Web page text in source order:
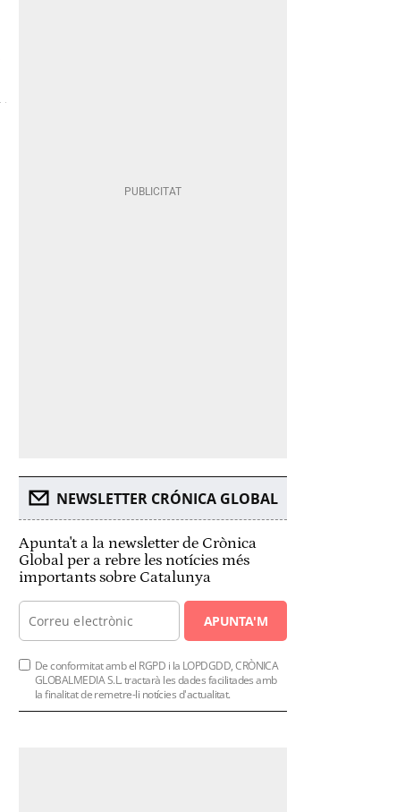
NEWSLETTER CRÓNICA GLOBAL
Apunta't a la newsletter de Crònica
Global per a rebre les notícies més
importants sobre Catalunya
APUNTA'M
De conformitat amb el RGPD i la LOPDGDD, CRÒNICA
GLOBALMEDIA S.L. tractarà les dades facilitades amb
la finalitat de remetre-li notícies d'actualitat.